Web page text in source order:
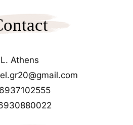
L. Athens